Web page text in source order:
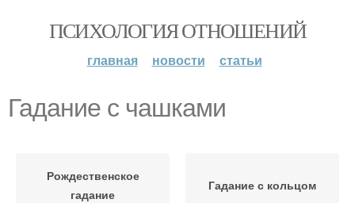
ПСИХОЛОГИЯ ОТНОШЕНИЙ
главная новости статьи
Гадание с чашками
Рождественское
гадание
Гадание с кольцом